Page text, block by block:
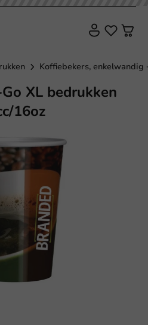
Koffiebekers,
XL bedrukken
16oz